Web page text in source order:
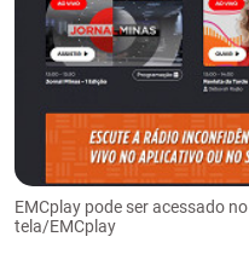
EMCplay pode ser acessado no
tela/EMCplay